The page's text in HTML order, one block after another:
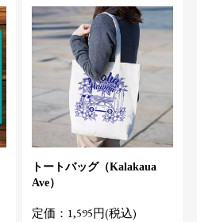
トートバッグ（Kalakaua
Ave）
定価：1,595円(税込)